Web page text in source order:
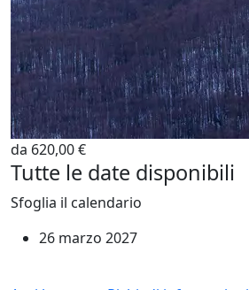
da 620,00 €
Tutte le date disponibili
Sfoglia il calendario
26 marzo 2027